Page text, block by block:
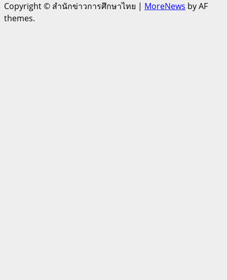
Copyright © สำนักข่าวการศึกษาไทย | MoreNews by AF
themes.